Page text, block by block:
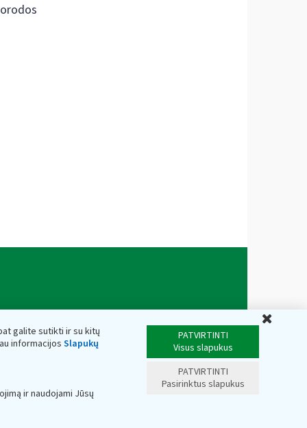
galite sutikti ir su kitų
informacijos Slapukų
ir naudojami Jūsų
PATVIRTINTI
Visus slapukus
PATVIRTINTI
Pasirinktus slapukus